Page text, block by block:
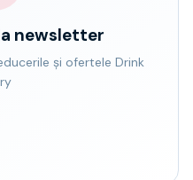
newsletter
și ofertele Drink